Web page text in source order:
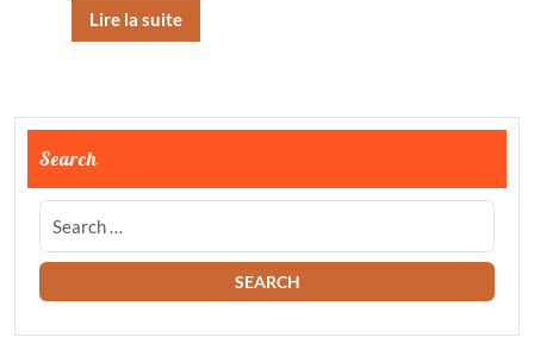
Lire la suite
Search